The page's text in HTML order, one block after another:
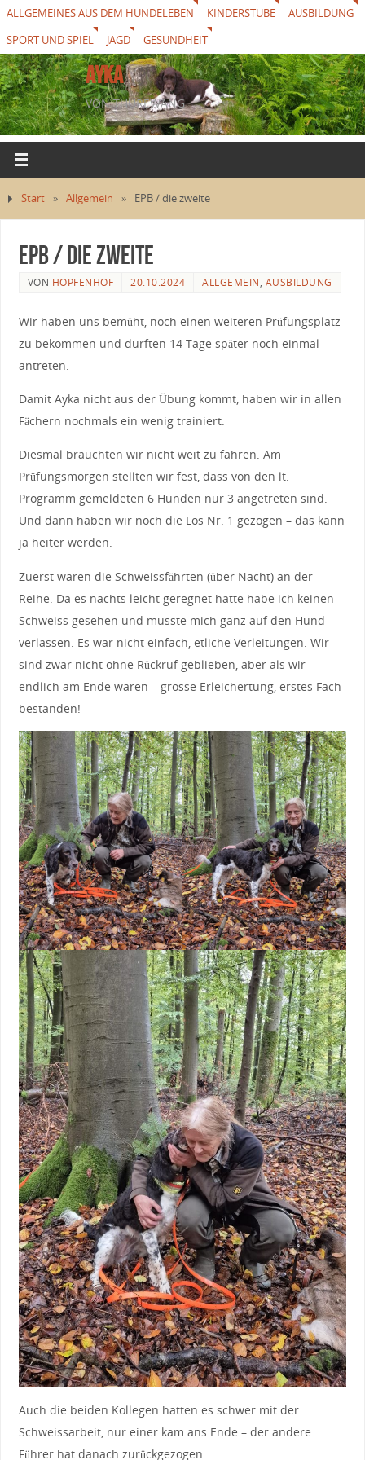
ALLGEMEINES AUS DEM HUNDELEBEN KINDERSTUBE
AUSBILDUNG
SPORT UND SPIEL
JAGD GESUNDHEIT
AYKA
VON THUREWANG
Start » Allgemein » EPB / die zweite
EPB / die zweite
VON HOPFENHOF 20.10.2024 ALLGEMEIN, AUSBILDUNG
Wir haben uns bemüht, noch einen weiteren Prüfungsplatz
zu bekommen und durften 14 Tage später noch einmal
antreten.
Damit Ayka nicht aus der Übung kommt, haben wir in allen
Fächern nochmals ein wenig trainiert.
Diesmal brauchten wir nicht weit zu fahren. Am
Prüfungsmorgen stellten wir fest, dass von den lt.
Programm gemeldeten 6 Hunden nur 3 angetreten sind.
Und dann haben wir noch die Los Nr. 1 gezogen – das kann
ja heiter werden.
Zuerst waren die Schweissfährten (über Nacht) an der
Reihe. Da es nachts leicht geregnet hatte habe ich keinen
Schweiss gesehen und musste mich ganz auf den Hund
verlassen. Es war nicht einfach, etliche Verleitungen. Wir
sind zwar nicht ohne Rückruf geblieben, aber als wir
endlich am Ende waren – grosse Erleichertung, erstes Fach
bestanden!
Auch die beiden Kollegen hatten es schwer mit der
Schweissarbeit, nur einer kam ans Ende – der andere
Führer hat danach zurückgezogen.